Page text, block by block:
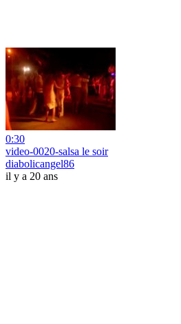
0:30
video-0020-salsa le soir
diabolicangel86
il y a 20 ans